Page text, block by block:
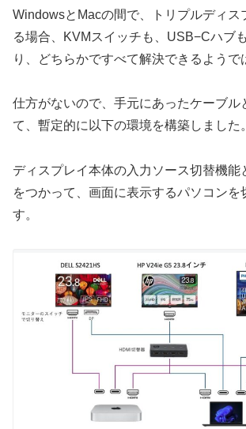
WindowsとMacの間で、トリプルディス
る場合、KVMスイッチも、USB−Cハブ
り、どちらかですべて解決できるようで
仕方がないので、手元にあったケーブル
て、暫定的に以下の環境を構築しました。
ディスプレイ本体の入力ソース切替機能
をつかって、画面に表示するパソコンを
す。